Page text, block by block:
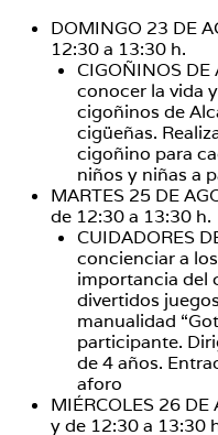
DOMINGO 23 DE
12:30 a 13:30 h.
CIGOÑINOS
conocer la vida
cigoñinos de
cigüeñas.
cigoñino para
niños y niñas a
MARTES 25 DE
de 12:30 a 13:30 h.
CUIDADORES
concienciar a
importancia del
divertidos
manualidad
participante.
de 4 años.
aforo
MIÉRCOLES 26
y de 12:30 a 13:30